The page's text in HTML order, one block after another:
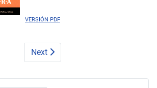
VERSIÓN PDF
Next